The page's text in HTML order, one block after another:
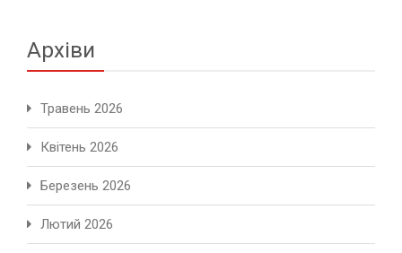
Архіви
Травень 2026
Квітень 2026
Березень 2026
Лютий 2026